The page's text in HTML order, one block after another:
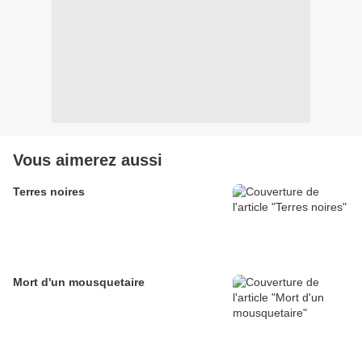
Vous aimerez aussi
Terres noires
Mort d'un mousquetaire